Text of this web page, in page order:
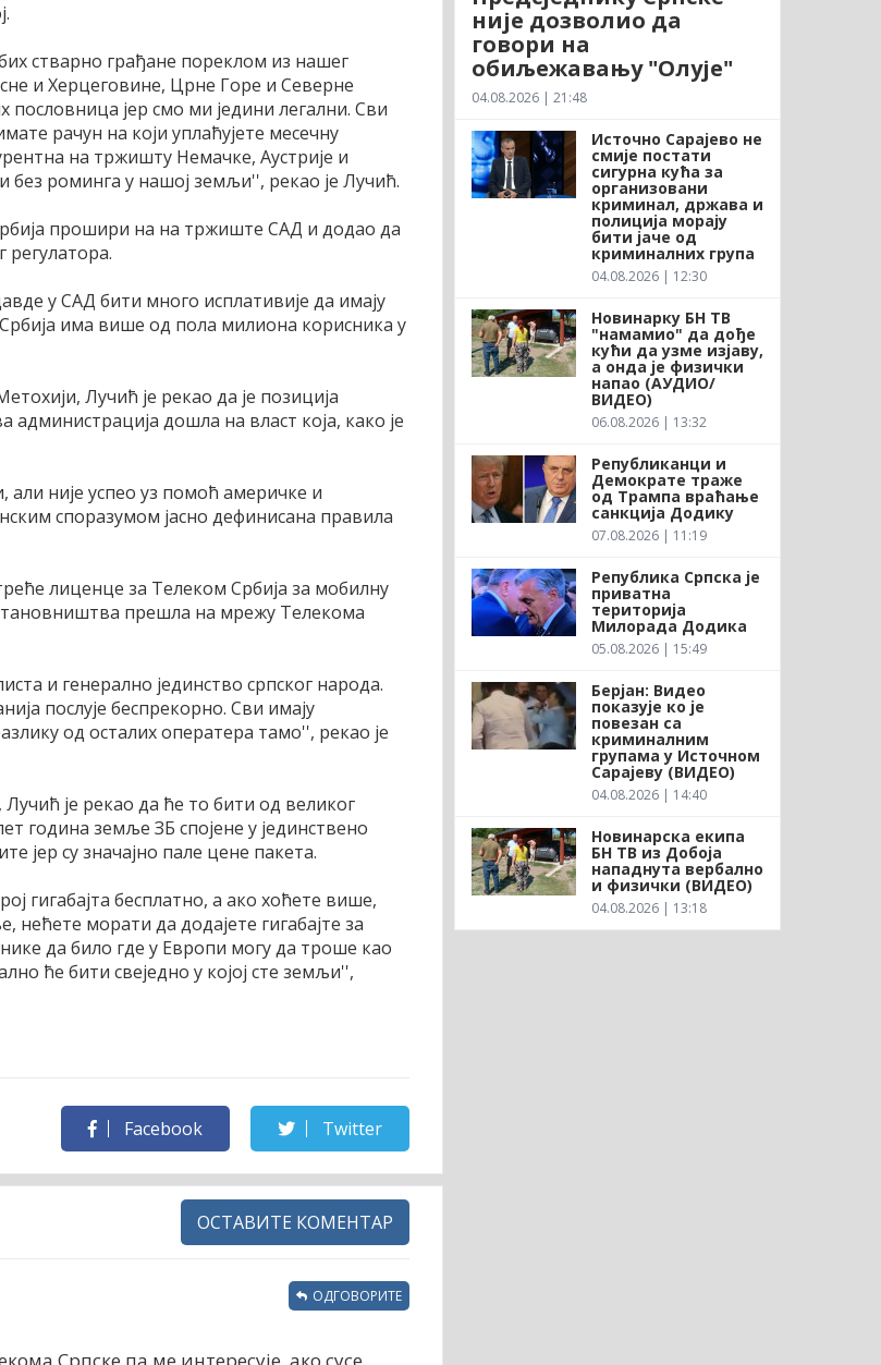
стварно грађане пореклом из нашег
и Херцеговине, Црне Горе и Северне
јер смо ми једини легални. Сви
рачун на који уплаћујете месечну
на тржишту Немачке, Аустрије и
роминга у нашој земљи'', рекао је Лучић.
прошири на на тржиште САД и додао да
регулатора.
у САД бити много исплативије да имају
има више од пола милиона корисника у
Лучић је рекао да је позиција
администрација дошла на власт која, како је
али није успео уз помоћ америчке и
споразумом јасно дефинисана правила
лиценце за Телеком Србија за мобилну
становништва прешла на мрежу Телекома
и генерално јединство српског народа.
послује беспрекорно. Сви имају
од осталих оператера тамо'', рекао је
је рекао да ће то бити од великог
година земље ЗБ спојене у јединствено
јер су значајно пале цене пакета.
гигабајта бесплатно, а ако хоћете више,
нећете морати да додајете гигабајте за
да било где у Европи могу да троше као
ће бити свеједно у којој сте земљи'',
Facebook Twitter
ОСТАВИТЕ КОМЕНТАР
ОДГОВОРИТЕ
није дозволио да
говори на
обиљежавању "Олује"
04.08.2026 | 21:48
Источно Сарајево не
смије постати
сигурна кућа за
организовани
криминал, држава и
полиција морају
бити јаче од
криминалних група
04.08.2026 | 12:30
Новинарку БН ТВ
"намамио" да дође
кући да узме изјаву,
а онда је физички
напао (АУДИО/
ВИДЕО)
06.08.2026 | 13:32
Републиканци и
Демократе траже
од Трампа враћање
санкција Додику
07.08.2026 | 11:19
Република Српска је
приватна
територија
Милорада Додика
05.08.2026 | 15:49
Берјан: Видео
показује ко је
повезан са
криминалним
групама у Источном
Сарајеву (ВИДЕО)
04.08.2026 | 14:40
Новинарска екипа
БН ТВ из Добоја
нападнута вербално
и физички (ВИДЕО)
04.08.2026 | 13:18